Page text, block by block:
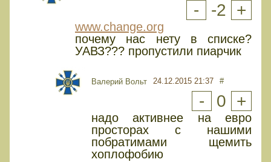
- -2 +
www.change.org
почему нас нету в списке?
УАВЗ??? пропустили пиарчик
Валерий Вольт 24.12.2015 21:37 #
- 0 +
надо активнее на евро
просторах с нашими
побратимами щемить
хоплофобию